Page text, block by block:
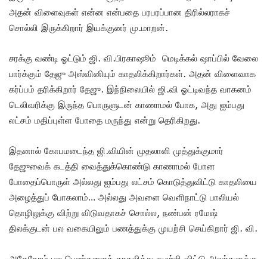
அதன் விளைவுகள் என்ன என்பதை பரபரப்பான திரில்லராகச்
சொல்லி இருக்கிறார் இயக்குனர் மு.மாறன்.
சரக்கு வண்டி ஓட்டும் ஜி. வி.பிரகாஷூம் மெடிக்கல் ஷாப்பில் வேலை
பார்க்கும் தேஜு அஸ்வினியும் காதலிக்கிறார்கள். அதன் விளைவாக
கர்ப்பம் தரிக்கிறார் தேஜு. இந்நிலையில் ஜி.வி ஓட்டிவந்த வாகனம்
டெலிவரிக்கு இருந்த பொருளுடன் காணாமல் போக, அது ஐம்பது
லட்சம் மதிப்புள்ள போதை மருந்து என்று தெரிகிறது.
இதனால் கோபமடைந்த ஜி.வியின் முதலாளி முத்துக்குமார்
தேஜுவைக் கடத்தி வைத்துக்கொண்டு காணாமல் போன
போதைப்பொருள் அல்லது ஐம்பது லட்சம் கொடுத்துவிட்டு காதலியை
அழைத்துப் போகலாம்… அல்லது அவளை வெளிநாட்டு பாலியல்
தொழிலுக்கு விற்று விடுவதாகச் சொல்ல, நண்பன் ரமேஷ்
திலக்குடன் பல வகையிலும் பணத்துக்கு முயற்சி செய்கிறார் ஜி. வி.